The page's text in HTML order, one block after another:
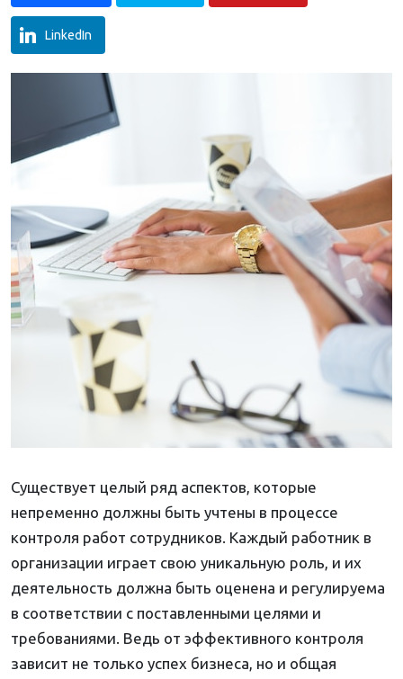
LinkedIn
Существует целый ряд аспектов, которые
непременно должны быть учтены в процессе
контроля работ сотрудников. Каждый работник в
организации играет свою уникальную роль, и их
деятельность должна быть оценена и регулируема
в соответствии с поставленными целями и
требованиями. Ведь от эффективного контроля
зависит не только успех бизнеса, но и общая